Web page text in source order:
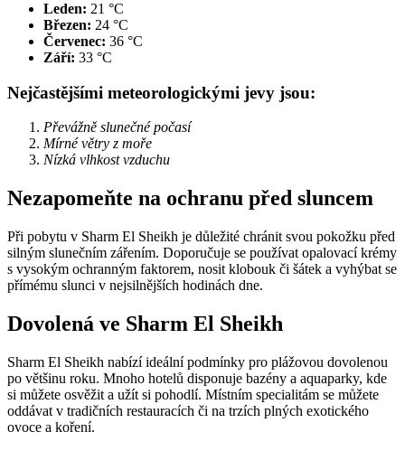
Leden: 21 °C
Březen: 24 °C
Červenec: 36 °C
Září: 33 °C
Nejčastějšími meteorologickými jevy jsou:
Převážně slunečné počasí
Mírné větry z moře
Nízká vlhkost vzduchu
Nezapomeňte na ochranu před sluncem
Při pobytu v Sharm El Sheikh je důležité chránit svou pokožku před
silným slunečním zářením. Doporučuje se používat opalovací krémy
s vysokým ochranným faktorem, nosit klobouk či šátek a vyhýbat se
přímému slunci v nejsilnějších hodinách dne.
Dovolená ve Sharm El Sheikh
Sharm El Sheikh nabízí ideální podmínky pro plážovou dovolenou
po většinu roku. Mnoho hotelů disponuje bazény a aquaparky, kde
si můžete osvěžit a užít si pohodlí. Místním specialitám se můžete
oddávat v tradičních restauracích či na trzích plných exotického
ovoce a koření.